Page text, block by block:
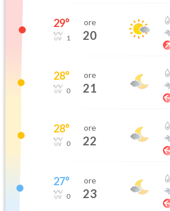
29°
1
ore
20
28°
0
ore
21
28°
0
ore
22
27°
0
ore
23